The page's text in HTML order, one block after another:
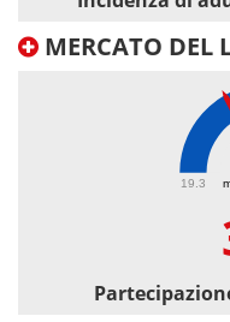
MERCATO DEL
19.3